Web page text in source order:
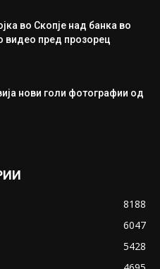
во Скопје над банка во
видео пред прозорец
нови голи фотографии од
8188
6047
5428